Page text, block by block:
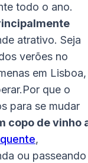
todo o ano.
atrativo. Seja
verões no
em
que o
para se mudar
copo de vinho
,
ou passeando